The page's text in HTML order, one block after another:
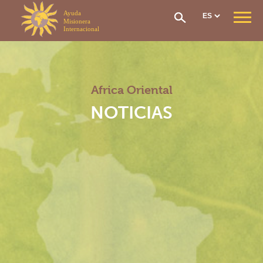
Panel de gestión de cookies
QUIÉNES SOMOS
CONTRIBUCIÓN & AYUDA
Cotización Económica
Red de atención
Repatriación Sanitaria
SECCIONES
Sección General
Sección de África Occidental
Sección África central
Sección África oriental
Sección Madagascar
NOTICIAS
Africa Oriental